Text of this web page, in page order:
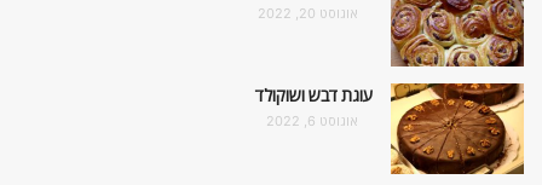
אוגוסט 20, 2022
עוגת דבש ושוקולד
אוגוסט 6, 2022